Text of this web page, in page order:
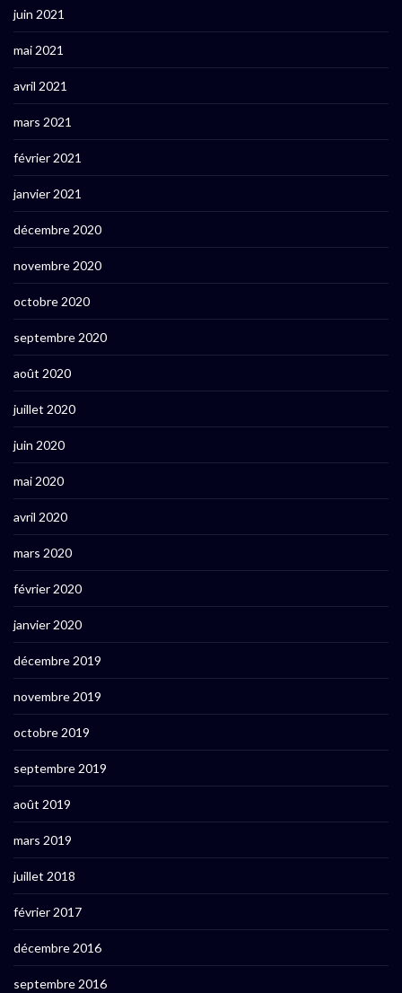
juin 2021
mai 2021
avril 2021
mars 2021
février 2021
janvier 2021
décembre 2020
novembre 2020
octobre 2020
septembre 2020
août 2020
juillet 2020
juin 2020
mai 2020
avril 2020
mars 2020
février 2020
janvier 2020
décembre 2019
novembre 2019
octobre 2019
septembre 2019
août 2019
mars 2019
juillet 2018
février 2017
décembre 2016
septembre 2016